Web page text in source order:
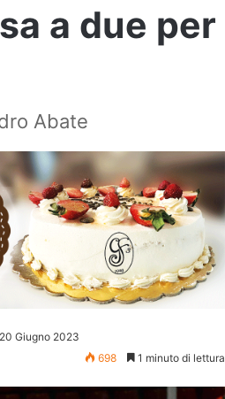
a due per
Abate
Giugno 2023
698
1 minuto di lettura